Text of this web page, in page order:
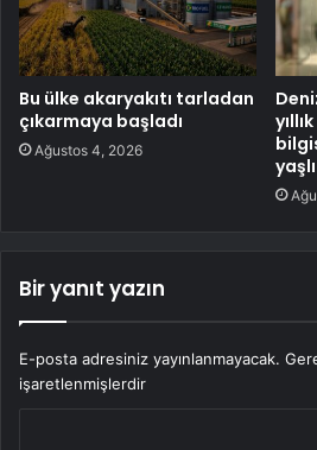
Bu ülke akaryakıtı tarladan
çıkarmaya başladı
Ağustos 4, 2026
yaşlı
Bir yanıt yazın
E-posta adresiniz yayınlanmayacak.
işaretlenmişlerdir